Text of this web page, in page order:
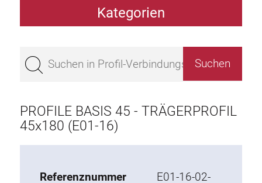
Kategorien
Bestseller
Profile Basis 45
Profile Basis 40
PROFILE BASIS 45 - TRÄGERPROFIL
45x180 (E01-16)
Referenznummer
E01-16-02-